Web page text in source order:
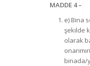
MADDE 4–
e) Bina
şekilde
olarak
binada/